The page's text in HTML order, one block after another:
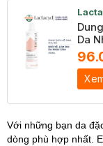
Da
Với những bạn da
dòng phù hợp nhất.